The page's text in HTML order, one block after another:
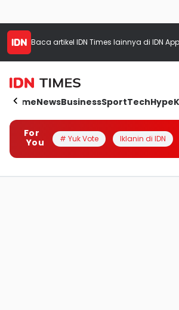
Baca artikel IDN Times lainnya di IDN App
HomeNewsBusinessSportTechHype
For
You
# Yuk Vote Iklanin di IDN